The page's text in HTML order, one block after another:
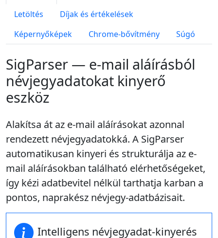
Letöltés
Díjak és értékelések
Képernyőképek
Chrome-bővítmény Súgó
SigParser — e-mail aláírásból
névjegyadatokat kinyerő
eszköz
Alakítsa át az e-mail aláírásokat azonnal
rendezett névjegyadatokká. A SigParser
automatikusan kinyeri és strukturálja az e-
mail aláírásokban található elérhetőségeket,
így kézi adatbevitel nélkül tarthatja karban a
pontos, naprakész névjegy-adatbázisait.
Intelligens névjegyadat-kinyerés